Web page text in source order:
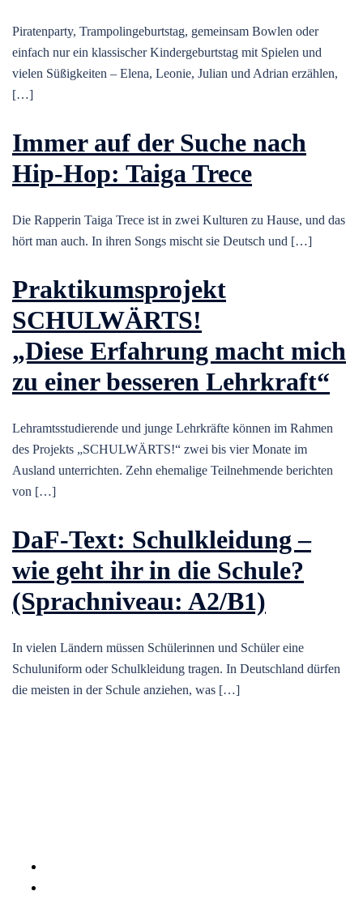
Piratenparty, Trampolingeburtstag, gemeinsam Bowlen oder
einfach nur ein klassischer Kindergeburtstag mit Spielen und
vielen Süßigkeiten – Elena, Leonie, Julian und Adrian erzählen,
[…]
Immer auf der Suche nach
Hip-Hop: Taiga Trece
Die Rapperin Taiga Trece ist in zwei Kulturen zu Hause, und das
hört man auch. In ihren Songs mischt sie Deutsch und […]
Praktikumsprojekt
SCHULWÄRTS!
„Diese Erfahrung macht mich
zu einer besseren Lehrkraft“
Lehramtsstudierende und junge Lehrkräfte können im Rahmen
des Projekts „SCHULWÄRTS!“ zwei bis vier Monate im
Ausland unterrichten. Zehn ehemalige Teilnehmende berichten
von […]
DaF-Text: Schulkleidung –
wie geht ihr in die Schule?
(Sprachniveau: A2/B1)
In vielen Ländern müssen Schülerinnen und Schüler eine
Schuluniform oder Schulkleidung tragen. In Deutschland dürfen
die meisten in der Schule anziehen, was […]